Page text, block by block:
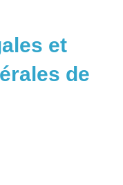
et
de